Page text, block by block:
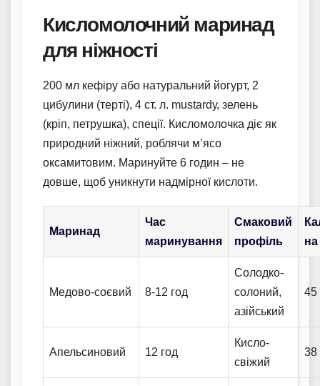
Кисломолочний маринад
для ніжності
200 мл кефіру або натуральний йогурт, 2
цибулини (терті), 4 ст. л. mustardу, зелень
(кріп, петрушка), спеції. Кисломолочка діє як
природний ніжний, роблячи м’ясо
оксамитовим. Маринуйте 6 годин – не
довше, щоб уникнути надмірної кислоти.
Маринад
Час
маринування
Смаковий
профіль
на
Медово-соєвий 8-12 год
Солодко-
солоний,
азійський
45
Апельсиновий 12 год
Кисло-
свіжий
38